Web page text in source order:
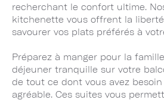
recherchant le confort ultime.
kitchenette vous offrent la
savourer vos plats préférés à
Préparez à manger pour la
déjeuner tranquille sur votre
de tout ce dont vous avez
agréable. Ces suites vous